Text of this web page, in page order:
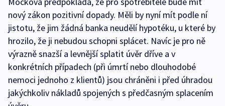
nový zákon pozitivní dopady. Měli by nyní mít podle ní
jistotu, že jim žádná banka neudělí hypotéku, u které by
hrozilo, že ji nebudou schopni splácet. Navíc je pro ně
výrazně snazší a levnější splatit úvěr dříve a v
konkrétních případech (při úmrtí nebo dlouhodobé
nemoci jednoho z klientů) jsou chráněni i před úhradou
jakýchkoliv nákladů spojených s předčasným splacením